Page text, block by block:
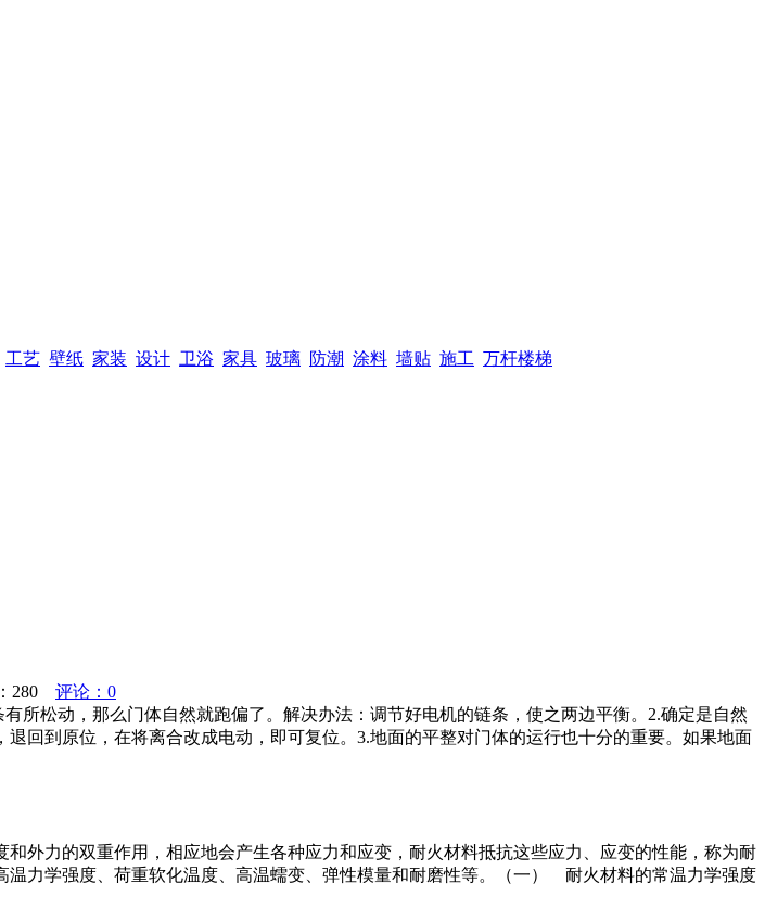
工艺 壁纸 家装 设计 卫浴 家具 玻璃 防潮 涂料 墙贴 施工 万杆楼梯
280
评论：0
所松动，那么门体自然就跑偏了。解决办法：调节好电机的链条，使之两边平衡。2.确定是自然
回到原位，在将离合改成电动，即可复位。3.地面的平整对门体的运行也十分的重要。如果地面
外力的双重作用，相应地会产生各种应力和应变，耐火材料抵抗这些应力、应变的性能，称为耐
力学强度、荷重软化温度、高温蠕变、弹性模量和耐磨性等。（一） 耐火材料的常温力学强度